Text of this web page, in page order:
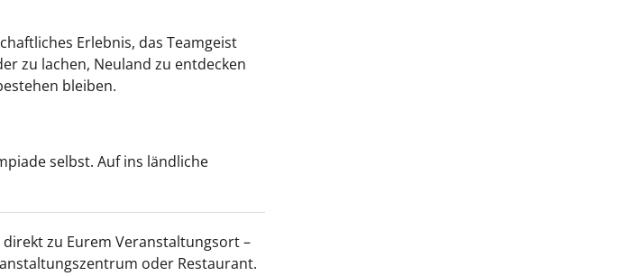
Erlebnis, das Teamgeist
zu lachen, Neuland zu entdecken
bleiben.
selbst. Auf ins ländliche
zu Eurem Veranstaltungsort –
oder Restaurant.